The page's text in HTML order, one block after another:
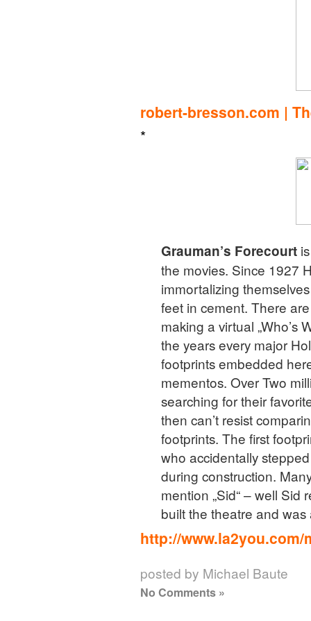
robert-bresson.com |
*
Grauman’s Forecourt
the movies. Since 1927
immortalizing
feet in cement. There
making a virtual „Who’s
the years every major
footprints embedded
mementos. Over Two
searching for their
then can’t resist
footprints. The first
who accidentally
during construction.
mention „Sid“ – well
built the theatre and
http://
posted by Michael Baute
No Comments »